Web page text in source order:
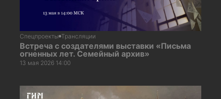
Спецпроекты Трансляции
Встреча с создателями выставки «Письма
огненных лет. Семейный архив»
13 мая 2026 14:00